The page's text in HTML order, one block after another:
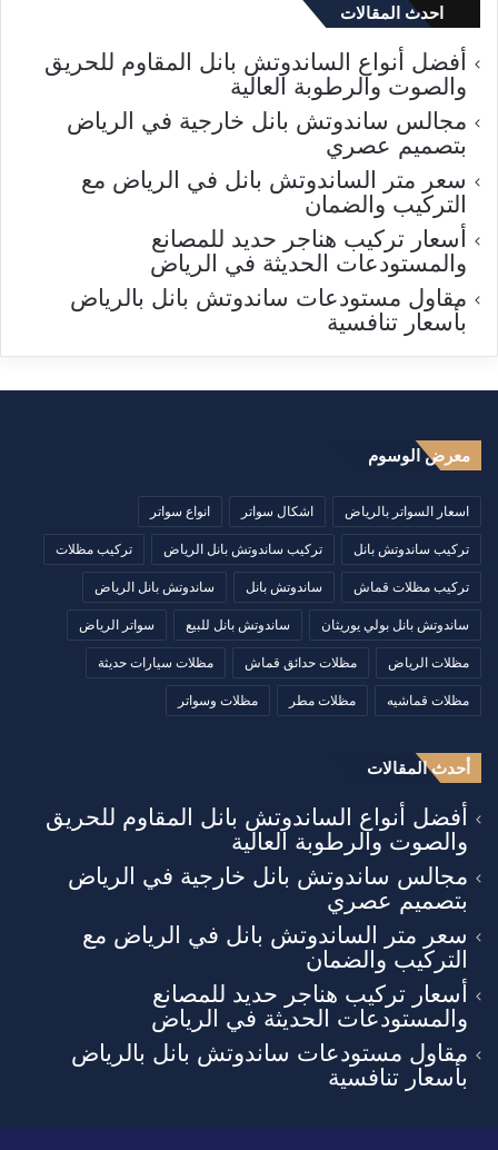
احدث المقالات
أفضل أنواع الساندوتش بانل المقاوم للحريق
والصوت والرطوبة العالية
مجالس ساندوتش بانل خارجية في الرياض
بتصميم عصري
سعر متر الساندوتش بانل في الرياض مع
التركيب والضمان
أسعار تركيب هناجر حديد للمصانع
والمستودعات الحديثة في الرياض
مقاول مستودعات ساندوتش بانل بالرياض
بأسعار تنافسية
معرض الوسوم
اسعار السواتر بالرياض اشكال سواتر انواع سواتر
تركيب ساندوتش بانل تركيب ساندوتش بانل الرياض تركيب مظلات
تركيب مظلات قماش ساندوتش بانل ساندوتش بانل الرياض
ساندوتش بانل بولي يوريثان ساندوتش بانل للبيع سواتر الرياض
مظلات الرياض مظلات حدائق قماش مظلات سيارات حديثة
مظلات قماشيه مظلات مطر مظلات وسواتر
أحدث المقالات
أفضل أنواع الساندوتش بانل المقاوم للحريق
والصوت والرطوبة العالية
مجالس ساندوتش بانل خارجية في الرياض
بتصميم عصري
سعر متر الساندوتش بانل في الرياض مع
التركيب والضمان
أسعار تركيب هناجر حديد للمصانع
والمستودعات الحديثة في الرياض
مقاول مستودعات ساندوتش بانل بالرياض
بأسعار تنافسية